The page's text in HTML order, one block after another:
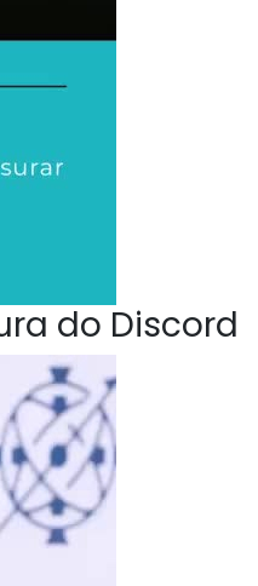
do Discord